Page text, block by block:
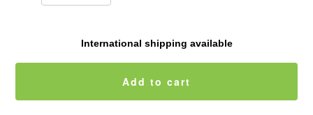
International shipping available
Add to cart